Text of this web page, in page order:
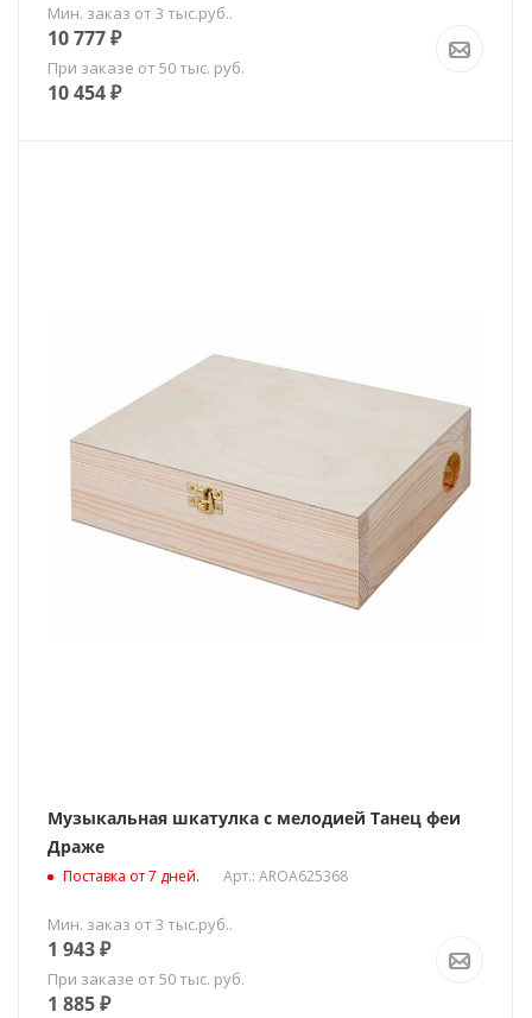
Мин. заказ от 3 тыс.руб..
10 777₽
При заказе от 50 тыс. руб.
10 454₽
Музыкальная шкатулка c мелодией Танец феи
Драже
Поставка от 7 дней. Арт.: AROA625368
Мин. заказ от 3 тыс.руб..
1 943₽
При заказе от 50 тыс. руб.
1 885₽